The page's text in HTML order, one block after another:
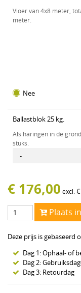
Vloer van 4x8 meter,
meter.
Nee
Ballastblok 25 kg.
Als haringen in de
stuks.
€ 176,00 excl. €
Plaats
Deze prijs is gebaseerd
Dag 1: Ophaal- of
Dag 2:
Dag 3: Retourdag